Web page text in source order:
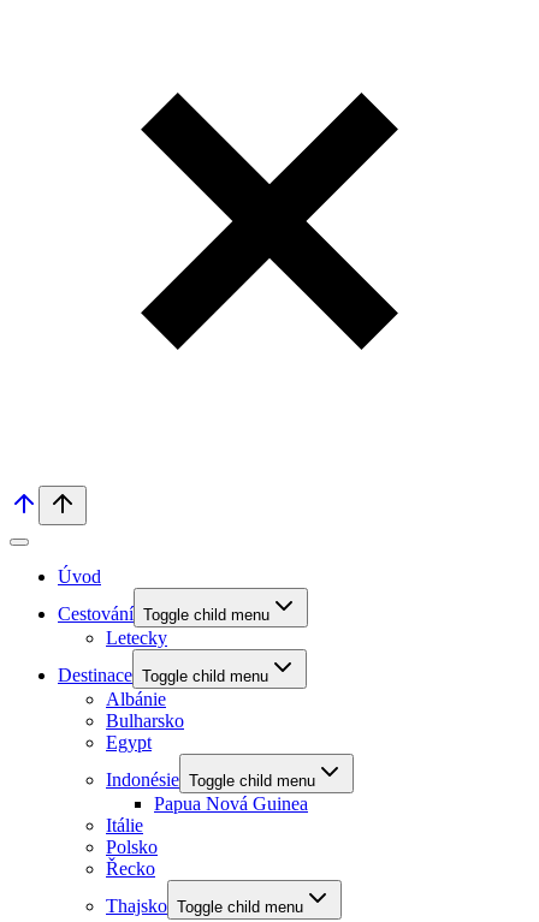
Úvod
Cestování Toggle child menu
Letecky
Destinace Toggle child menu
Albánie
Bulharsko
Egypt
Indonésie Toggle child menu
Papua Nová Guinea
Itálie
Polsko
Řecko
Thajsko Toggle child menu